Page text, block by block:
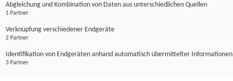
Abgleichung und Kombination von Daten aus unterschiedlichen Quellen
1 Partner
Verknüpfung verschiedener Endgeräte
2 Partner
Identifikation von Endgeräten anhand automatisch übermittelter Informationen
3 Partner